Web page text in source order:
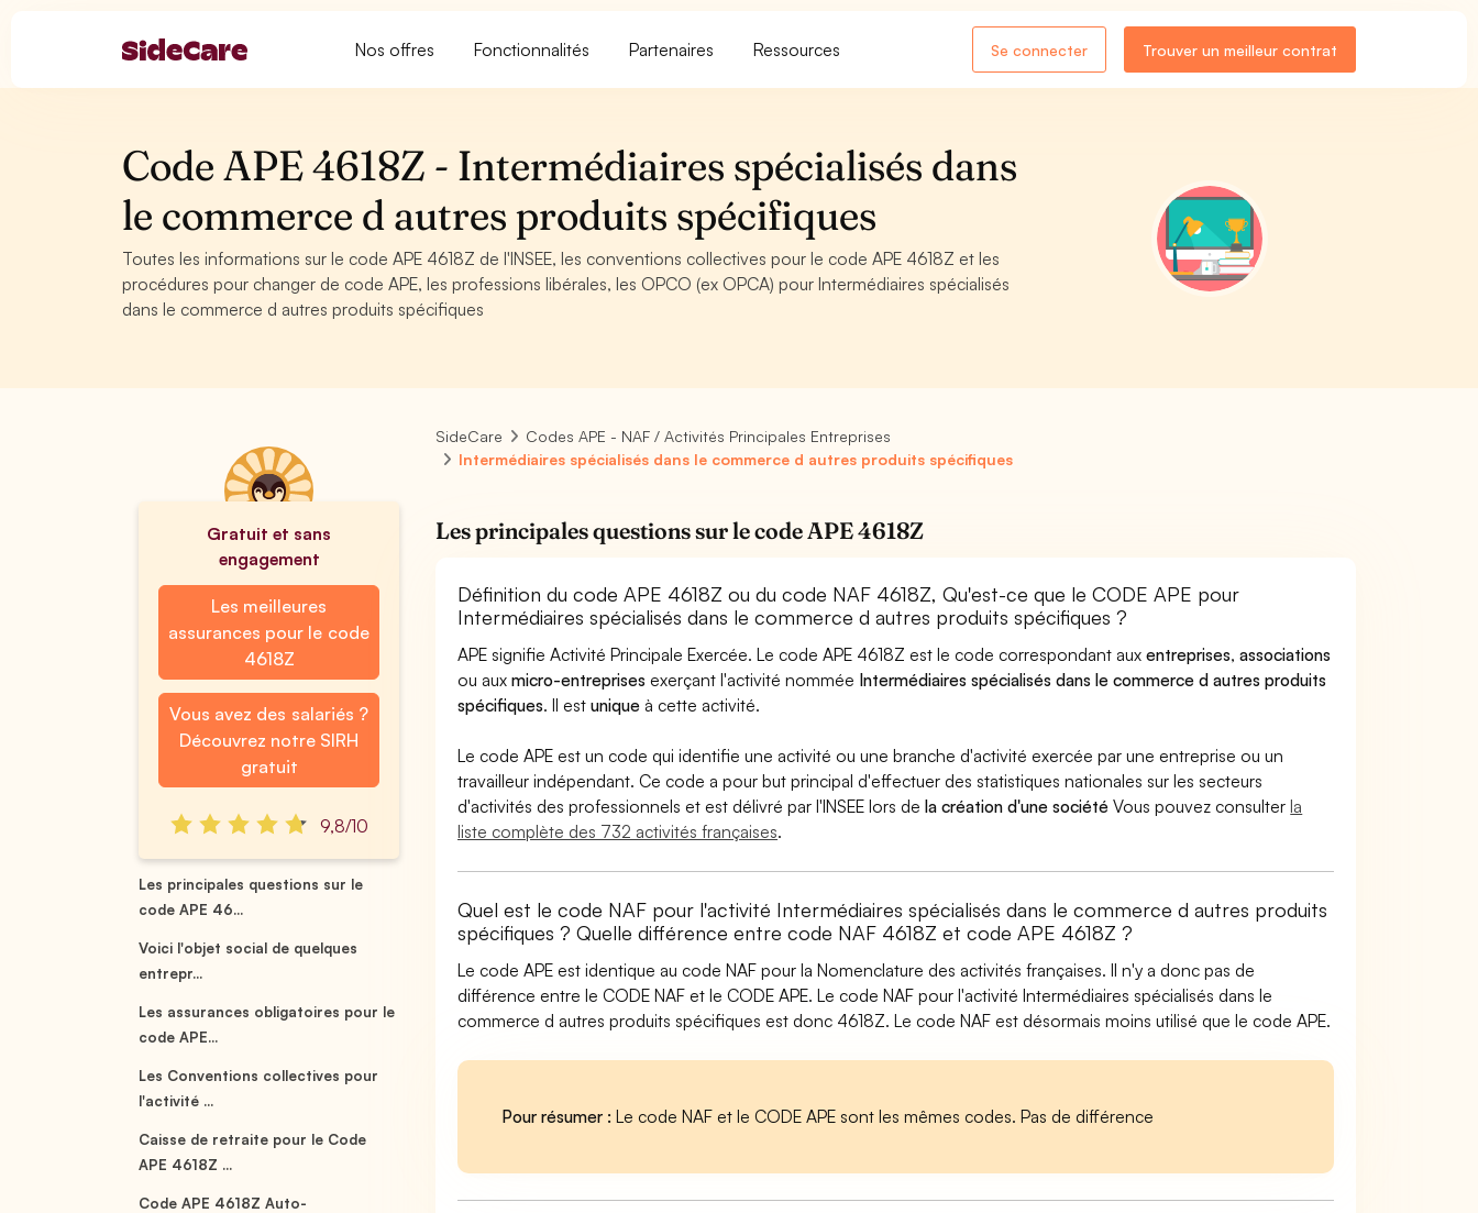
Nos offres Fonctionnalités Partenaires Ressources Se connecter Trouver un meilleur contrat
Code APE 4618Z - Intermédiaires spécialisés dans
le commerce d autres produits spécifiques
Toutes les informations sur le code APE 4618Z de l'INSEE, les conventions collectives pour le code APE 4618Z et les
procédures pour changer de code APE, les professions libérales, les OPCO (ex OPCA) pour Intermédiaires spécialisés
dans le commerce d autres produits spécifiques
Gratuit et sans
engagement
Les meilleures
assurances pour le code
4618Z
Vous avez des salariés ?
Découvrez notre SIRH
gratuit
9,8/10
Les principales questions sur le
code APE 46...
Voici l'objet social de quelques
entrepr...
Les assurances obligatoires pour le
code APE...
Les Conventions collectives pour
l'activité ...
Caisse de retraite pour le Code
APE 4618Z ...
Code APE 4618Z Auto-
SideCare
Codes APE - NAF / Activités Principales Entreprises
Intermédiaires spécialisés dans le commerce d autres produits spécifiques
Les principales questions sur le code APE 4618Z
Définition du code APE 4618Z ou du code NAF 4618Z, Qu'est-ce que le CODE APE pour
Intermédiaires spécialisés dans le commerce d autres produits spécifiques ?
APE signifie Activité Principale Exercée. Le code APE 4618Z est le code correspondant auxentreprises,associations
ou auxmicro-entreprises exerçant l'activité nommée Intermédiaires spécialisés dans le commerce d autres produits
spécifiques. Il estunique à cette activité.
Le code APE est un code qui identifie une activité ou une branche d'activité exercée par une entreprise ou un
travailleur indépendant. Ce code a pour but principal d'effectuer des statistiques nationales sur les secteurs
d'activités des professionnels et est délivré par l'INSEE lors dela création d'une société Vous pouvez consulterla
liste complète des 732 activités françaises.
Quel est le code NAF pour l'activité Intermédiaires spécialisés dans le commerce d autres produits
spécifiques ? Quelle différence entre code NAF 4618Z et code APE 4618Z ?
Le code APE est identique au code NAF pour la Nomenclature des activités françaises. Il n'y a donc pas de
différence entre le CODE NAF et le CODE APE. Le code NAF pour l'activité Intermédiaires spécialisés dans le
commerce d autres produits spécifiques est donc 4618Z. Le code NAF est désormais moins utilisé que le code APE.
Pour résumer : Le code NAF et le CODE APE sont les mêmes codes. Pas de différence